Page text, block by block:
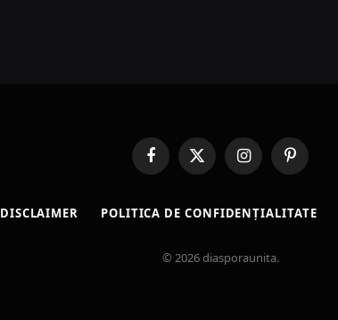
FacebookX
(Twitter)
InstagramPinterest
DISCLAIMER POLITICA DE CONFIDENȚIALITATE
© 2026 diasporaunita.